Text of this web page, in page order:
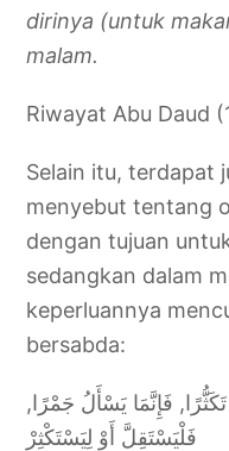
dirinya (untuk
malam.
Riwayat Abu Daud
Selain itu, terdapat
menyebut tentang
dengan tujuan
sedangkan dalam
keperluannya
bersabda:
فَإِنَّمَا يَسْأَلُ جَمْرًا,
فَلْيَسْتَقِلَّ أَوْ لِيَسْتَكْثِرْ